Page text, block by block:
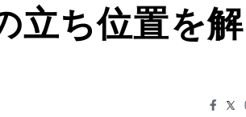
立ち位置を解